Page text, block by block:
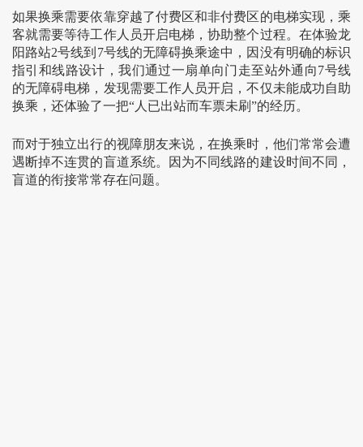
如果换乘需要依靠穿越了付费区和非付费区的电梯实现，乘
客就需要等待工作人员开启电梯，协助整个过程。在体验龙
阳路站2号线到7号线的无障碍换乘途中，因没有明确的标识
指引和线路设计，我们通过一扇单向门走至站外通向7号线
的无障碍电梯，发现需要工作人员开启，不仅未能成功自助
换乘，还体验了一把“人已出站而车票未刷”的经历。
而对于独立出行的视障朋友来说，在换乘时，他们常常会遭
遇断掉不连贯的盲道系统。因为不同线路的建设时间不同，
盲道的衔接常常存在问题。